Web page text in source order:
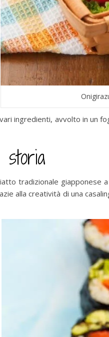
ingredienti, avvolto in un
storia
tradizionale giapponese
alla creatività di una